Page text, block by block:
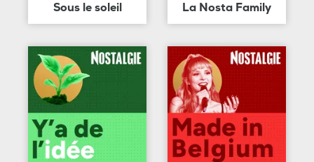
Sous le soleil La Nosta Family